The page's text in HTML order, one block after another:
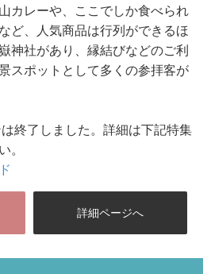
カレーや、ここでしか食べられ
ど、人気商品は行列ができるほ
神社があり、縁結びなどのご利
スポットとして多くの参拝客が
終了しました。詳細は下記特集
。
詳細ページへ